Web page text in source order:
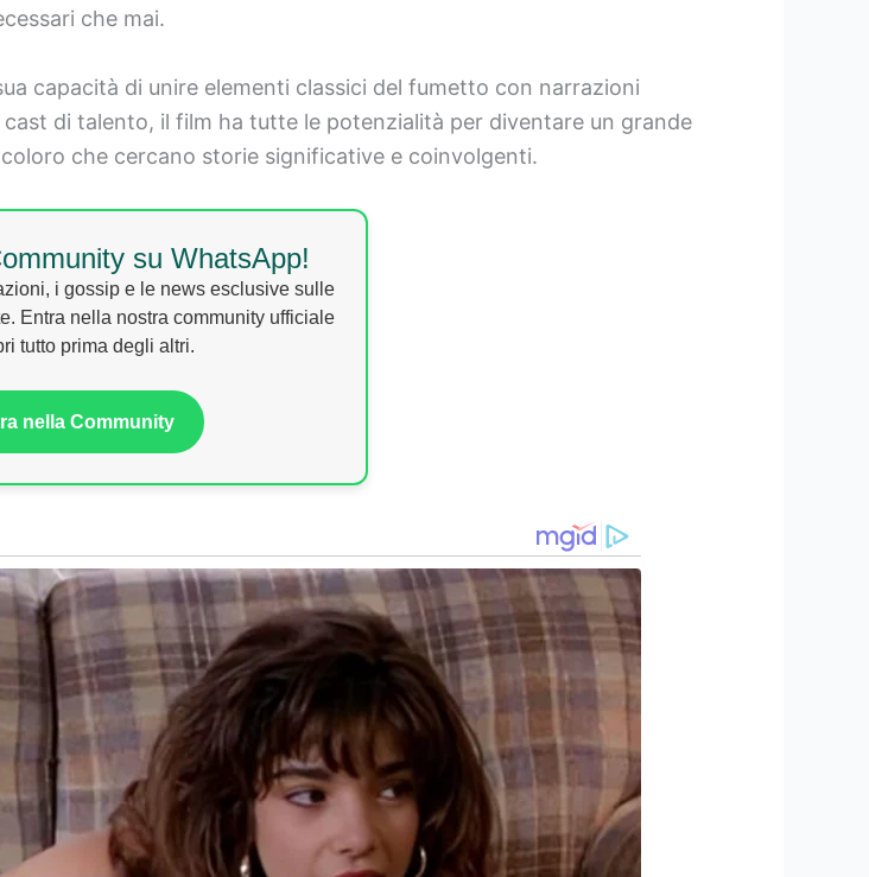
che mai.
capacità di unire elementi classici del fumetto con narrazioni
di talento, il film ha tutte le potenzialità per diventare un grande
che cercano storie significative e coinvolgenti.
su WhatsApp!
i gossip e le news esclusive sulle
Entra nella nostra community ufficiale
tutto prima degli altri.
nella Community